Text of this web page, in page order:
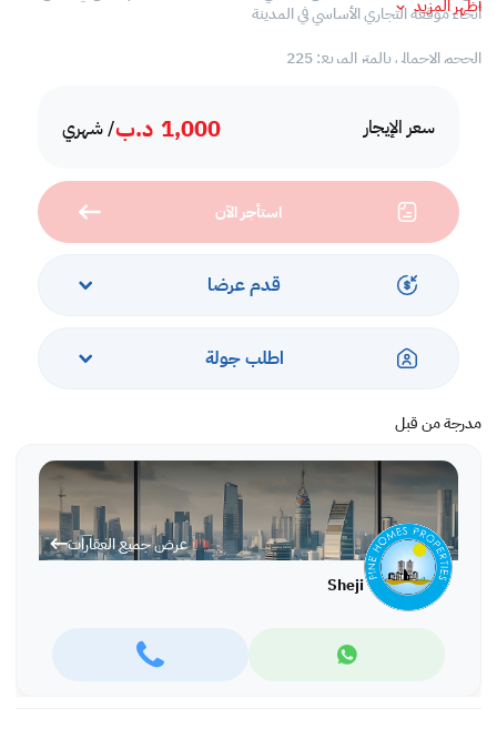
سعر الإيجار 1,000 د.ب/ شهري
استأجر الآن
قدم عرضا
اطلب جولة
مدرجة من قبل
عرض جميع العقارات
Sheji
أنحاء موقعه التجاري الأساسي في المدينة
الحجم الإجمالي بالمتر المربع: 225
- صالونات
- الحيوانات الأليفة المحلات التجارية
- محلات البيع بالتجزئة وأكثر ...
نحن نتعامل فقط على أساس عقود سنوية ونوفر لعملائنا عملًا احترافيًا للغاية.
أظهر المزيد